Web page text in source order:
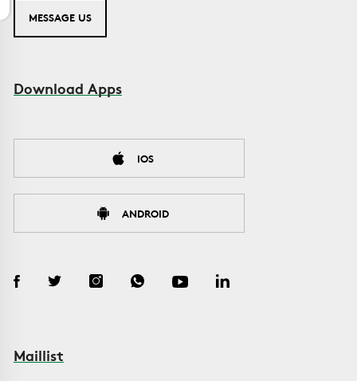
MESSAGE US
Download Apps
IOS
ANDROID
Maillist